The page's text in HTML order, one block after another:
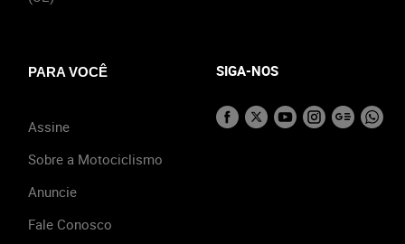
PARA VOCÊ
Assine
Sobre a Motociclismo
Anuncie
Fale Conosco
SIGA-NOS